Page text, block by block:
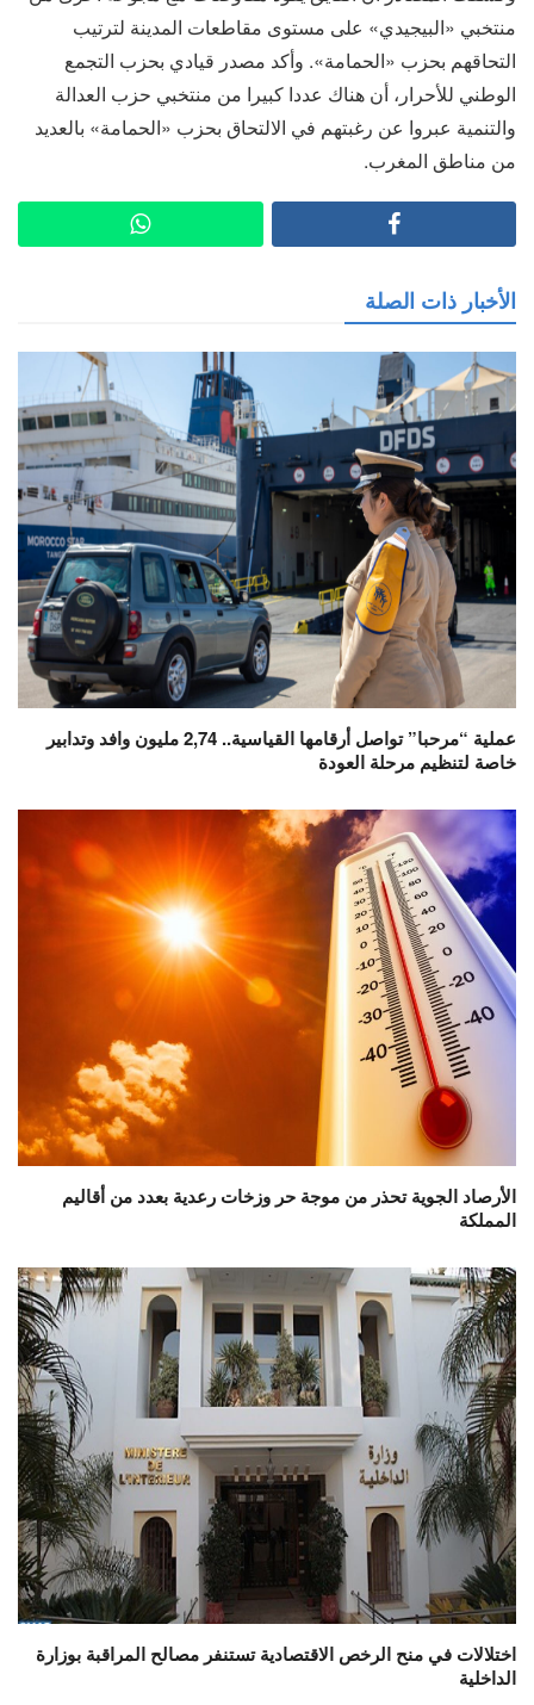
منتخبي «البيجيدي» على مستوى مقاطعات المدينة لترتيب
التحاقهم بحزب «الحمامة». وأكد مصدر قيادي بحزب التجمع
الوطني للأحرار، أن هناك عددا كبيرا من منتخبي حزب العدالة
والتنمية عبروا عن رغبتهم في الالتحاق بحزب «الحمامة» بالعديد
من مناطق المغرب.
الأخبار ذات الصلة
عملية “مرحبا” تواصل أرقامها القياسية.. 2,74 مليون وافد وتدابير
خاصة لتنظيم مرحلة العودة
الأرصاد الجوية تحذر من موجة حر وزخات رعدية بعدد من أقاليم
المملكة
اختلالات في منح الرخص الاقتصادية تستنفر مصالح المراقبة بوزارة
الداخلية